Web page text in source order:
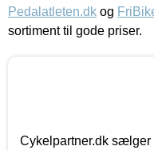
Pedalatleten.dk og
sortiment til gode priser.
Cykelpartner.dk sælger